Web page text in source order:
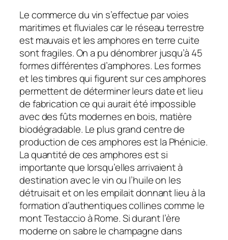
Le commerce du vin s’effectue par voies
maritimes et fluviales car le réseau terrestre
est mauvais et les amphores en terre cuite
sont fragiles. On a pu dénombrer jusqu’à 45
formes différentes d’amphores. Les formes
et les timbres qui figurent sur ces amphores
permettent de déterminer leurs date et lieu
de fabrication ce qui aurait été impossible
avec des fûts modernes en bois, matière
biodégradable. Le plus grand centre de
production de ces amphores est la Phénicie.
La quantité de ces amphores est si
importante que lorsqu’elles arrivaient à
destination avec le vin ou l’huile on les
détruisait et on les empilait donnant lieu à la
formation d’authentiques collines comme le
mont Testaccio à Rome. Si durant l’ère
moderne on sabre le champagne dans